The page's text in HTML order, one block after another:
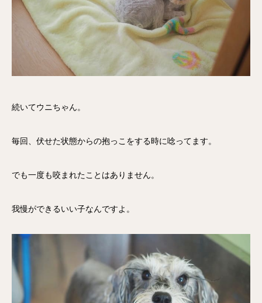
続いてウニちゃん。
毎回、伏せた状態からの抱っこをする時に唸ってます。
でも一度も咬まれたことはありません。
我慢ができるいい子なんですよ。